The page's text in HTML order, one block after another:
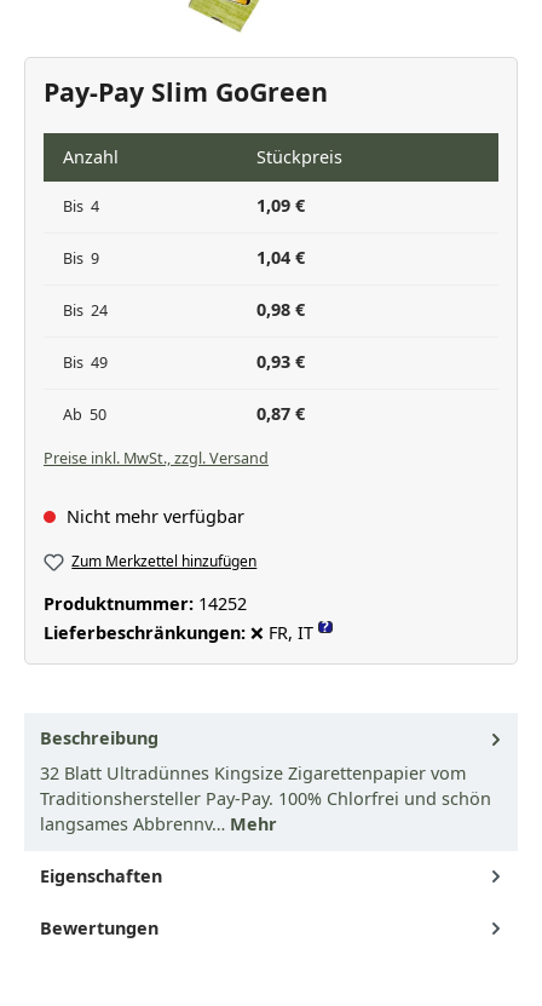
Pay-Pay Slim GoGreen
Anzahl Stückpreis
Bis 4 1,09 €
Bis 9 1,04 €
Bis 24 0,98 €
Bis 49 0,93 €
Ab 50 0,87 €
Preise inkl. MwSt., zzgl. Versand
Nicht mehr verfügbar
Zum Merkzettel hinzufügen
Produktnummer: 14252
Lieferbeschränkungen: ❌ FR, IT ?
Beschreibung
32 Blatt Ultradünnes Kingsize Zigarettenpapier vom
Traditionshersteller Pay-Pay. 100% Chlorfrei und schön
langsames Abbrennv… Mehr
Eigenschaften
Bewertungen